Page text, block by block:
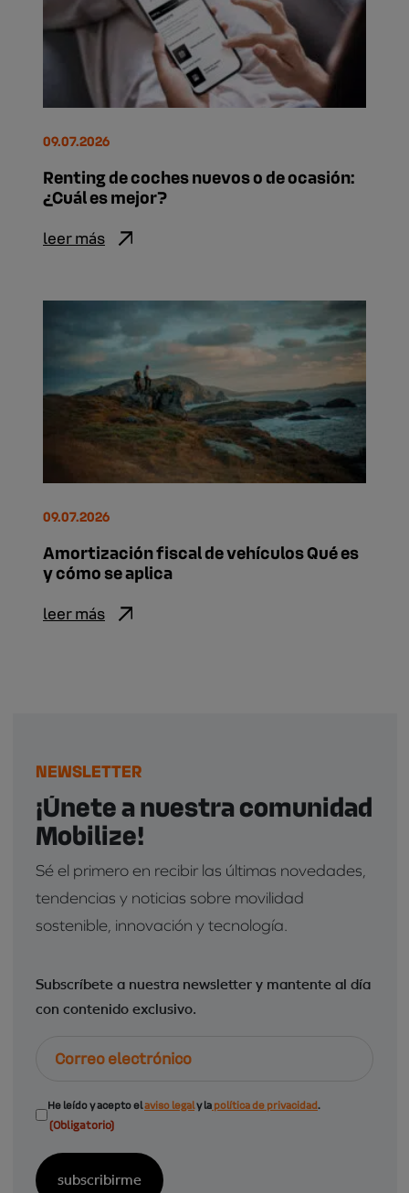
Renting de coches nuevos o de ocasión:
¿Cuál es mejor?
09.07.2026
leer más
Amortización fiscal de vehículos Qué es
y cómo se aplica
09.07.2026
leer más
NEWSLETTER
¡Únete a nuestra comunidad
Mobilize!
Sé el primero en recibir las últimas novedades,
tendencias y noticias sobre movilidad
sostenible, innovación y tecnología.
Subscríbete a nuestra newsletter y mantente al día
con contenido exclusivo.
Consentimiento
(Obligatorio)
He leído y acepto elaviso legaly la política de privacidad.
(Obligatorio)